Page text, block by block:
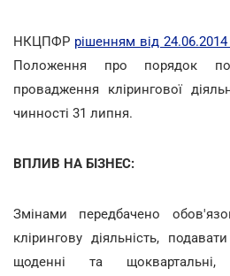
НКЦПФР рішенням від
Положення про порядок
провадження клірингової
чинності 31 липня.
ВПЛИВ НА БІЗНЕС:
Змінами передбачено
клірингову діяльність,
щоденні та